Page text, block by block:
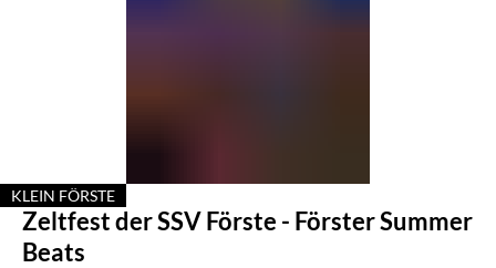
-
Förster
KLEIN FÖRSTE
KATEGORIE: KLEIN FÖRSTE
Zeltfest der SSV Förste - Förster Summer
Beats